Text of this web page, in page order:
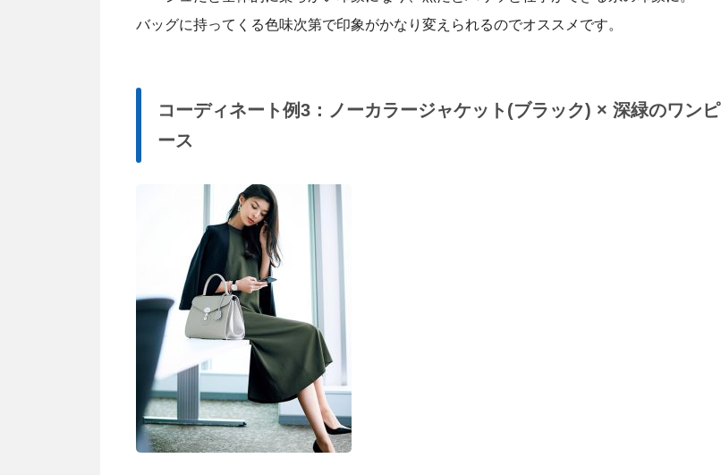
バッグに持ってくる色味次第で印象がかなり変えられるのでオススメです。
コーディネート例3：ノーカラージャケット(ブラック) × 深緑のワンピ
ース